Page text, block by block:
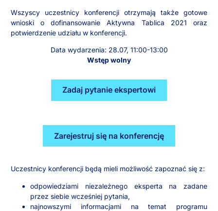
Wszyscy uczestnicy konferencji otrzymają także gotowe
wnioski o dofinansowanie Aktywna Tablica 2021 oraz
potwierdzenie udziału w konferencji.
Data wydarzenia: 28.07, 11:00-13:00
Wstęp wolny
Zadaj pytanie ekspertowi
Zarejestruj się na konferencję
Uczestnicy konferencji będą mieli możliwość zapoznać się z:
odpowiedziami niezależnego eksperta na zadane
przez siebie wcześniej pytania,
najnowszymi informacjami na temat programu